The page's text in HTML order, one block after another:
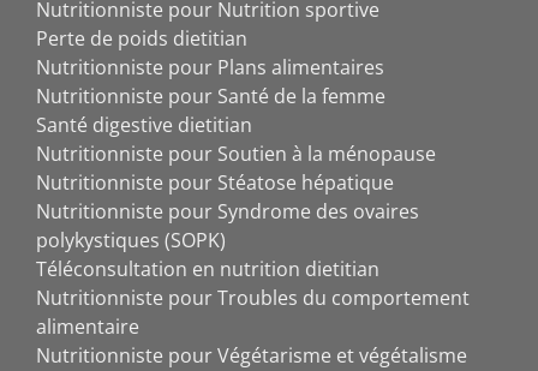
Nutritionniste pour Nutrition sportive
Perte de poids dietitian
Nutritionniste pour Plans alimentaires
Nutritionniste pour Santé de la femme
Santé digestive dietitian
Nutritionniste pour Soutien à la ménopause
Nutritionniste pour Stéatose hépatique
Nutritionniste pour Syndrome des ovaires
polykystiques (SOPK)
Téléconsultation en nutrition dietitian
Nutritionniste pour Troubles du comportement
alimentaire
Nutritionniste pour Végétarisme et végétalisme